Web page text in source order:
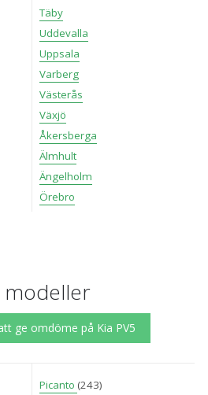
Täby
Uddevalla
Uppsala
Varberg
Västerås
Växjö
Åkersberga
Älmhult
Ängelholm
Örebro
modeller
ge omdöme på Kia PV5
Picanto (243)